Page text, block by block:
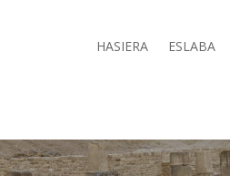
HASIERA ESLABA